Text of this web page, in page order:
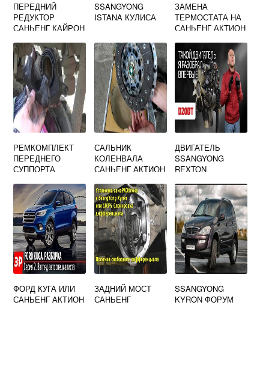
ПЕРЕДНИЙ
РЕДУКТОР
САНЬЕНГ КАЙРОН
SSANGYONG
ISTANA КУЛИСА
ЗАМЕНА
ТЕРМОСТАТА НА
САНЬЕНГ АКТИОН
РЕМКОМПЛЕКТ
ПЕРЕДНЕГО
СУППОРТА
REXTON
САЛЬНИК
КОЛЕНВАЛА
САНЬЕНГ АКТИОН
ПЕРЕДНИЙ
ДВИГАТЕЛЬ
SSANGYONG
REXTON
ФОРД КУГА ИЛИ
САНЬЕНГ АКТИОН
ЗАДНИЙ МОСТ
САНЬЕНГ
SSANGYONG
KYRON ФОРУМ